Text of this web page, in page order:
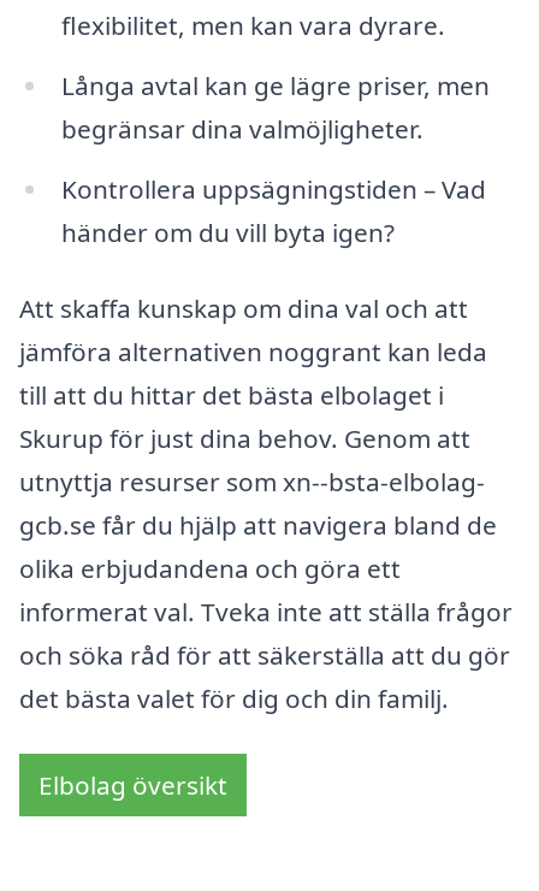
flexibilitet, men kan vara dyrare.
Långa avtal kan ge lägre priser, men
begränsar dina valmöjligheter.
Kontrollera uppsägningstiden – Vad
händer om du vill byta igen?
Att skaffa kunskap om dina val och att
jämföra alternativen noggrant kan leda
till att du hittar det bästa elbolaget i
Skurup för just dina behov. Genom att
utnyttja resurser som xn--bsta-elbolag-
gcb.se får du hjälp att navigera bland de
olika erbjudandena och göra ett
informerat val. Tveka inte att ställa frågor
och söka råd för att säkerställa att du gör
det bästa valet för dig och din familj.
Elbolag översikt